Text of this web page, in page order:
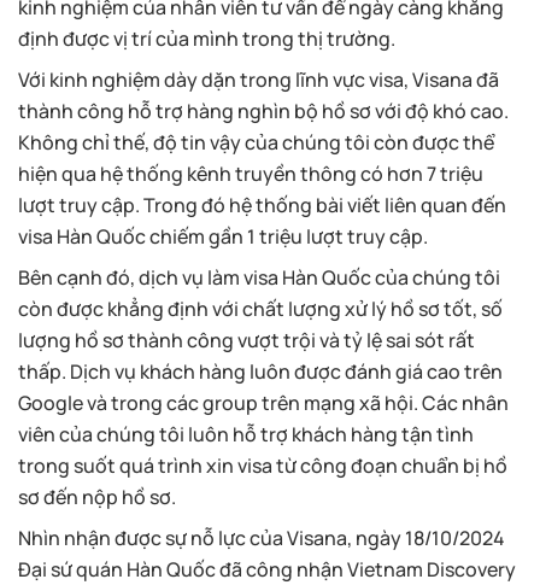
kinh nghiệm của nhân viên tư vấn để ngày càng khẳng
định được vị trí của mình trong thị trường.
Với kinh nghiệm dày dặn trong lĩnh vực visa, Visana đã
thành công hỗ trợ hàng nghìn bộ hồ sơ với độ khó cao.
Không chỉ thế, độ tin vậy của chúng tôi còn được thể
hiện qua hệ thống kênh truyền thông có hơn 7 triệu
lượt truy cập. Trong đó hệ thống bài viết liên quan đến
visa Hàn Quốc chiếm gần 1 triệu lượt truy cập.
Bên cạnh đó, dịch vụ làm visa Hàn Quốc của chúng tôi
còn được khẳng định với chất lượng xử lý hồ sơ tốt, số
lượng hồ sơ thành công vượt trội và tỷ lệ sai sót rất
thấp. Dịch vụ khách hàng luôn được đánh giá cao trên
Google và trong các group trên mạng xã hội. Các nhân
viên của chúng tôi luôn hỗ trợ khách hàng tận tình
trong suốt quá trình xin visa từ công đoạn chuẩn bị hồ
sơ đến nộp hồ sơ.
Nhìn nhận được sự nỗ lực của Visana, ngày 18/10/2024
Đại sứ quán Hàn Quốc đã công nhận Vietnam Discovery